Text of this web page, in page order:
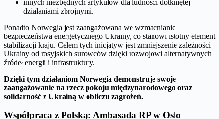
innych niezbędnych artykułów dla ludności dotkniętej
działaniami zbrojnymi.
Ponadto Norwegia jest zaangażowana we wzmacnianie
bezpieczeństwa energetycznego Ukrainy, co stanowi istotny element
stabilizacji kraju. Celem tych inicjatyw jest zmniejszenie zależności
Ukrainy od rosyjskich surowców dzięki rozwojowi alternatywnych
źródeł energii i infrastruktury.
Dzięki tym działaniom Norwegia demonstruje swoje
zaangażowanie na rzecz pokoju międzynarodowego oraz
solidarność z Ukrainą w obliczu zagrożeń.
Współpraca z Polską: Ambasada RP w Oslo